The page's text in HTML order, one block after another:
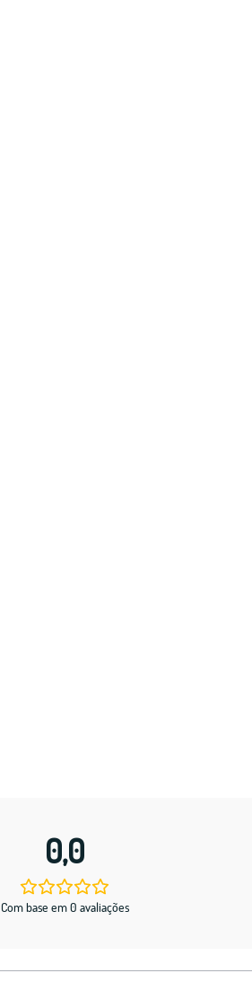
0,0
Com base em 0 avaliações